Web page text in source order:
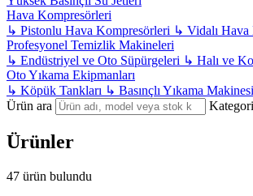
Hava Kompresörleri
↳ Pistonlu Hava Kompresörleri ↳ Vidalı
Profesyonel Temizlik Makineleri
↳ Endüstriyel ve Oto Süpürgeleri ↳ Halı ve
Oto Yıkama Ekipmanları
↳ Köpük Tankları ↳ Basınçlı Yıkama
Ürün ara
Ürünler
47 ürün bulundu